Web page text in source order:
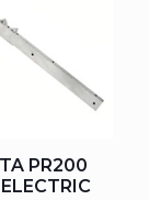
PR200